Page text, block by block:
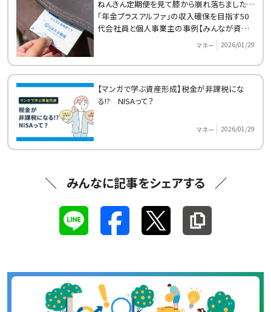
ねんきん定期便を見て膝から崩れ落ちました…
「年金プラスアルファ」の収入確保を目指す50
代会社員と個人事業主の事例【みんなが資産
マネー 2026/01/29
【マンガで学ぶ資産形成】税金が非課税にな
る!? NISAって？
マネー 2026/01/29
みんなに記事をシェアする